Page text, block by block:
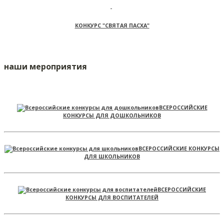
КОНКУРС "СВЯТАЯ ПАСХА"
наши мероприятия
ВСЕРОССИЙСКИЕ
КОНКУРСЫ ДЛЯ ДОШКОЛЬНИКОВ
ВСЕРОССИЙСКИЕ КОНКУРСЫ
ДЛЯ ШКОЛЬНИКОВ
ВСЕРОССИЙСКИЕ
КОНКУРСЫ ДЛЯ ВОСПИТАТЕЛЕЙ